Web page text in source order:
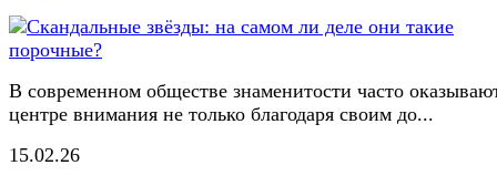
В современном обществе знаменитости часто
центре внимания не только благодаря своим до...
15.02.26